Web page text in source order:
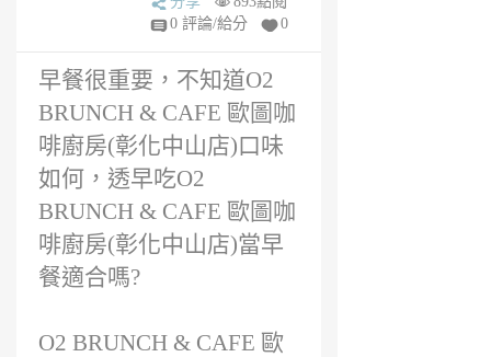
CAFE 歐圖咖啡
廚房(彰化中山
嗎?
年
0 評論/給分
0
早餐很重要，不知道O2
BRUNCH & CAFE 歐圖咖
啡廚房(彰化中山店)口味
如何，透早吃O2
BRUNCH & CAFE 歐圖咖
啡廚房(彰化中山店)當早
餐適合嗎?
O2 BRUNCH & CAFE 歐